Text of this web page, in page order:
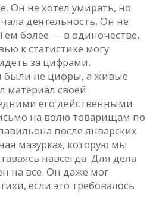
Он не хотел умирать, но
деятельность. Он не
более — в одиночестве.
к статистике могу
за цифрами.
были не цифры, а живые
материал своей
его действенными
на волю товарищам по
после январских
мазурка», которую мы
навсегда. Для дела
на все. Он даже мог
если это требовалось